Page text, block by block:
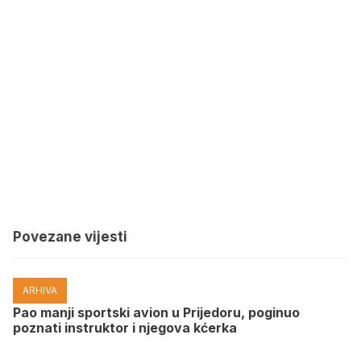
Povezane vijesti
ARHIVA
Pao manji sportski avion u Prijedoru, poginuo
poznati instruktor i njegova kćerka